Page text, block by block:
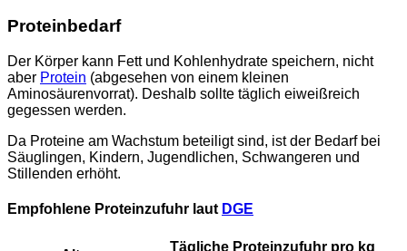
Proteinbedarf
Der Körper kann Fett und Kohlenhydrate speichern, nicht
aber Protein (abgesehen von einem kleinen
Aminosäurenvorrat). Deshalb sollte täglich eiweißreich
gegessen werden.
Da Proteine am Wachstum beteiligt sind, ist der Bedarf bei
Säuglingen, Kindern, Jugendlichen, Schwangeren und
Stillenden erhöht.
Empfohlene Proteinzufuhr laut DGE
Tägliche Proteinzufuhr pro kg